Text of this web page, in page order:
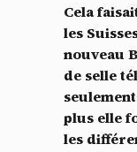
Cela
les
nouveau
de selle
plus elle
les